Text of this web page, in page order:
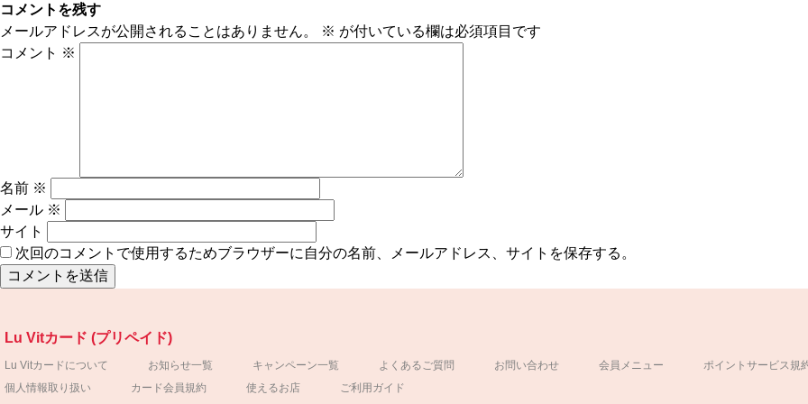
コメントを残す
メールアドレスが公開されることはありません。
※ が付いている欄は必須項目です
コメント ※
名前 ※
メール ※
サイト
次回のコメントで使用するためブラウザーに自分の名前、メールアドレス、サイトを保存する。
Lu Vitカード (プリペイド)
Lu Vitカードについて お知らせ一覧 キャンペーン一覧 よくあるご質問 お問い合わせ 会員メニュー
ポイントサービス規
個人情報取り扱い
カード会員規約 使えるお店 ご利用ガイド